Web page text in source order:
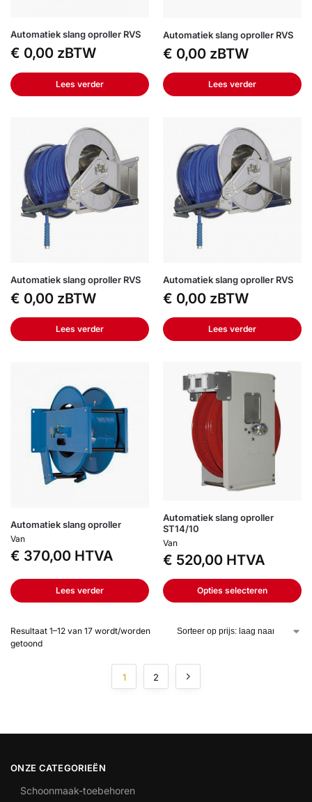
Automatiek slang oproller RVS
€ 0,00 zBTW
Lees verder
Automatiek slang oproller RVS
€ 0,00 zBTW
Lees verder
Automatiek slang oproller RVS
€ 0,00 zBTW
Lees verder
Automatiek slang oproller RVS
€ 0,00 zBTW
Lees verder
Automatiek slang oproller
Van
€ 370,00 HTVA
Lees verder
Automatiek slang oproller
ST14/10
Van
€ 520,00 HTVA
Opties selecteren
Resultaat 1–12 van 17 wordt/worden
getoond
1 2
ONZE CATEGORIEËN
Schoonmaak-toebehoren